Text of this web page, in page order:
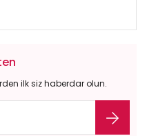
ilk siz haberdar olun.